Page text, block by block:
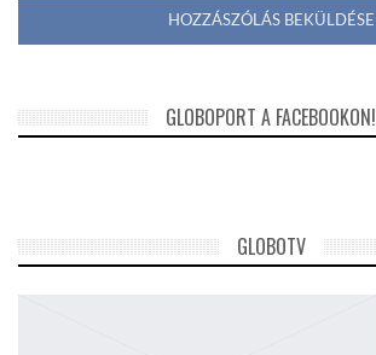
GLOBOPORT A FACEBOOKON!
GLOBOTV